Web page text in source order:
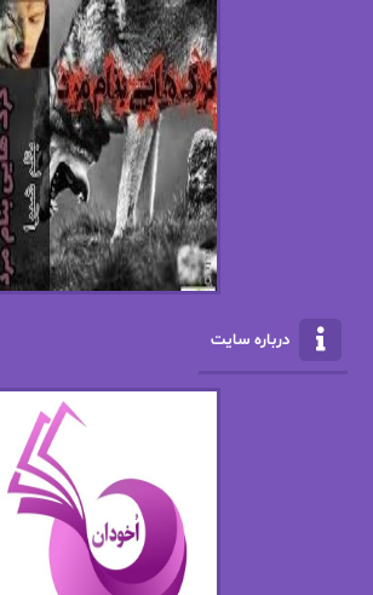
استل مسکم
اصغر زاده
اکرم محمدی
الف صاد
الکساندر دوما
الناز پاکپور‌
الناز محمدی
امیر فرهی
باران
بهار سلطانی
بهاره شیرازی
درباره سایت